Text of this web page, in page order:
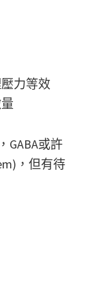
力等效
GABA或許
，但有待